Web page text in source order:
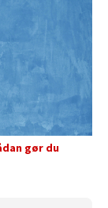
gør du